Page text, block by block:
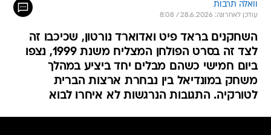
וואלה תרבות
עודכן לאחרונה: 28.6.2026 / 8:08
השחקנים בראד פיט ואדוארד נורטון, שכיכבו זה
לצד זה בסרט הפולחן המצליח משנת 1999, נצפו
ביום חמישי כשהם מבלים יחד ביציע במהלך
משחק במונדיאל בין נבחרת ארצות הברית
לטורקיה. התגובות הנרגשות לא איחרו לבוא